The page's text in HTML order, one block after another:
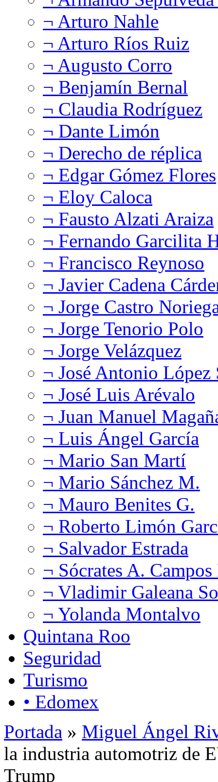
¬ Arturo Nahle
¬ Arturo Ríos Ruiz
¬ Augusto Corro
¬ Benjamín Bernal
¬ Claudia Rodríguez
¬ Dante Limón
¬ Derecho de réplica
¬ Edgar Gómez Flores
¬ Eloy Caloca
¬ Fausto Alzati Araiza
¬ Fernando Garcilita
¬ Francisco Reynoso
¬ Javier Cadena
¬ Jorge Castro
¬ Jorge Tenorio Polo
¬ Jorge Velázquez
¬ José Antonio López
¬ José Luis Arévalo
¬ Juan Manuel
¬ Luis Ángel García
¬ Mario San Martí
¬ Mario Sánchez M.
¬ Mauro Benites G.
¬ Roberto Limón
¬ Salvador Estrada
¬ Sócrates A.
¬ Vladimir Galeana
¬ Yolanda Montalvo
Quintana Roo
Seguridad
Turismo
• Edomex
Portada » Miguel Ángel
la industria automotriz de
Trump